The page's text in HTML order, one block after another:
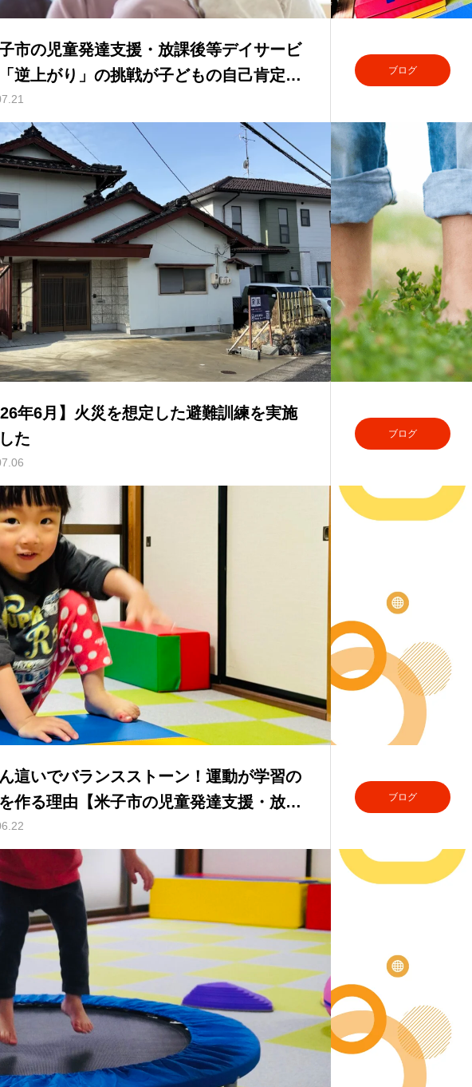
子市の児童発達支援・放課後等デイサービ
逆上がり」の挑戦が子どもの自己肯定感
理由
ブログ
年6月】火災を想定した避難訓練を実施
た
ブログ
這いでバランスストーン！運動が学習の
作る理由【米子市の児童発達支援・放課
イサービス】
ブログ